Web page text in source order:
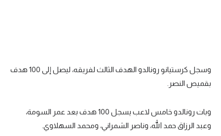
وسجل كرستيانو رونالدو الهدف الثالث لفريقه، ليصل إلى 100 هدف
بقميص النصر.
وبات رونالدو خامس لاعب يسجل 100 هدف بعد عمر السومة،
وعبد الرزاق حمد الله، وناصر الشمراني، ومحمد السهلاوي.